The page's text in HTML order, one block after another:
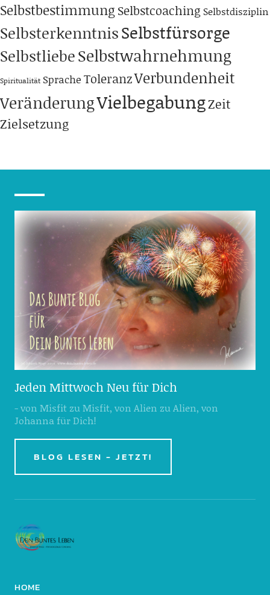
Selbstbestimmung Selbstcoaching Selbstdisziplin
SelbsterkenntnisSelbstfürsorge
SelbstliebeSelbstwahrnehmung
Spiritualität Sprache ToleranzVerbundenheit
VeränderungVielbegabungZeit
Zielsetzung
Jeden Mittwoch Neu für Dich
- von Misfit zu Misfit, von Alien zu Alien, von
Johanna für Dich!
BLOG LESEN - JETZT!
HOME